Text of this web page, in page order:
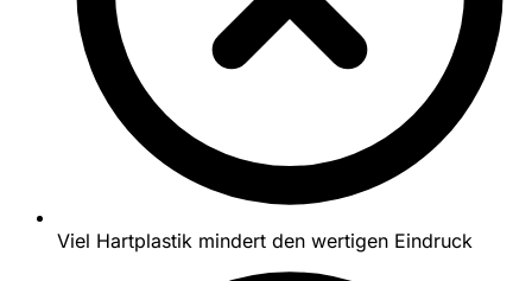
Viel Hartplastik mindert den wertigen Eindruck